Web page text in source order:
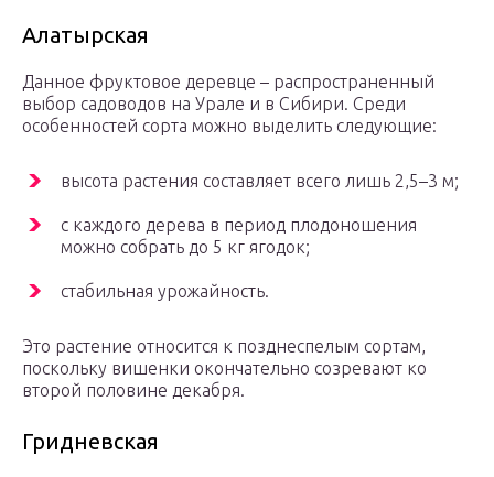
Алатырская
Данное фруктовое деревце – распространенный
выбор садоводов на Урале и в Сибири. Среди
особенностей сорта можно выделить следующие:
высота растения составляет всего лишь 2,5–3 м;
с каждого дерева в период плодоношения
можно собрать до 5 кг ягодок;
стабильная урожайность.
Это растение относится к позднеспелым сортам,
поскольку вишенки окончательно созревают ко
второй половине декабря.
Гридневская